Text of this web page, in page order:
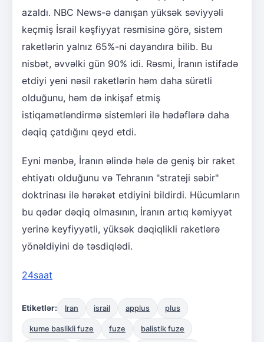
azaldı. NBC News-ə danışan yüksək səviyyəli
keçmiş İsrail kəşfiyyat rəsmisinə görə, sistem
raketlərin yalnız 65%-ni dayandıra bilib. Bu
nisbət, əvvəlki gün 90% idi. Rəsmi, İranın istifadə
etdiyi yeni nəsil raketlərin həm daha sürətli
olduğunu, həm də inkişaf etmiş
istiqamətləndirmə sistemləri ilə hədəflərə daha
dəqiq çatdığını qeyd etdi.
Eyni mənbə, İranın əlində hələ də geniş bir raket
ehtiyatı olduğunu və Tehranın "strateji səbir"
doktrinası ilə hərəkət etdiyini bildirdi. Hücumların
bu qədər dəqiq olmasının, İranın artıq kəmiyyət
yerinə keyfiyyətli, yüksək dəqiqlikli raketlərə
yönəldiyini də təsdiqlədi.
24saat
Etiketlər: Iran israil applus plus
kume baslikli fuze fuze balistik fuze